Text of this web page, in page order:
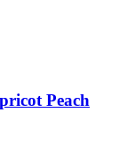
Peach